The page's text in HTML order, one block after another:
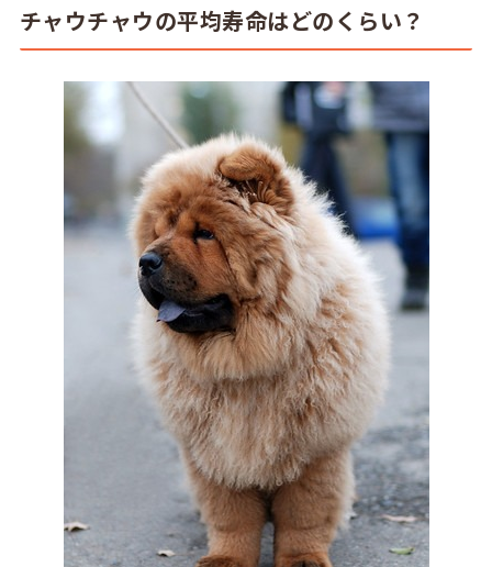
チャウチャウの平均寿命はどのくらい？